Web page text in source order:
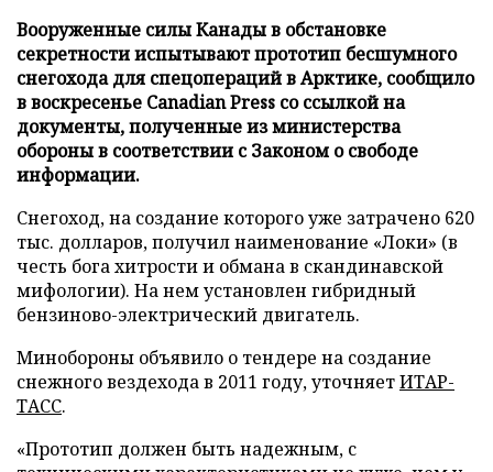
Вооруженные силы Канады в обстановке
секретности испытывают прототип бесшумного
снегохода для спецопераций в Арктике, сообщило
в воскресенье Canadian Press со ссылкой на
документы, полученные из министерства
обороны в соответствии с Законом о свободе
информации.
Снегоход, на создание которого уже затрачено 620
тыс. долларов, получил наименование «Локи» (в
честь бога хитрости и обмана в скандинавской
мифологии). На нем установлен гибридный
бензиново-электрический двигатель.
Минобороны объявило о тендере на создание
снежного вездехода в 2011 году, уточняетИТАР-
ТАСС.
«Прототип должен быть надежным, с